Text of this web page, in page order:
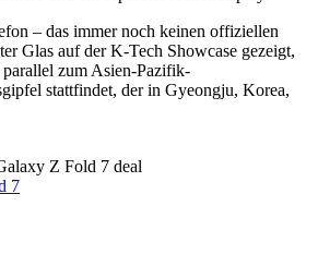
– das immer noch keinen offiziellen
Glas auf der K-Tech Showcase gezeigt,
zum Asien-Pazifik-
stattfindet, der in Gyeongju, Korea,
Z Fold 7 deal
7